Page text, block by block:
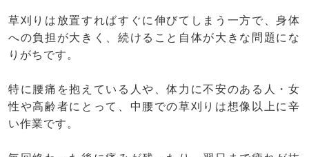
草刈りは放置すればすぐに伸びてしまう一方で、身体
への負担が大きく、続けること自体が大きな問題にな
りがちです。
特に腰痛を抱えている人や、体力に不安のある人・女
性や高齢者にとって、中腰での草刈りは想像以上に辛
い作業です。